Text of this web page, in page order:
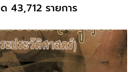
43,712 รายการ